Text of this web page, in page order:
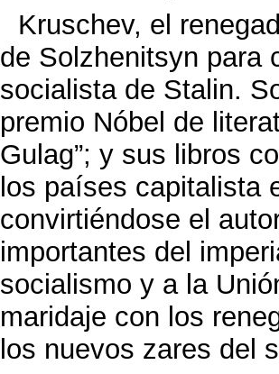
Kruschev, el
de Solzhenitsyn para
socialista de Stalin.
premio Nóbel de
Gulag”; y sus libros
los países capitalista
convirtiéndose el
importantes del
socialismo y a la
maridaje con los
los nuevos zares del